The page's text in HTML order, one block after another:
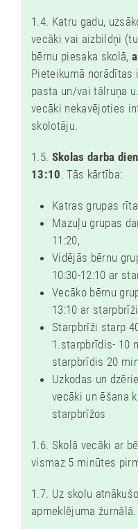
U
S
,
G
A
L
I
L
U
S
I
N
T
E
R
E
S
E
N
T
U
S
1.4. Katru gadu,
vecāki vai aizbildņi
bērnu piesaka skolā,
Pieteikumā
pasta un/vai tālruņa
vecāki nekavējoties
skolotāju.
1.5. Skolas darba
13:10. Tās kārtība:
Katras grupas
Mazuļu grupas
11:20,
Vidējās bērnu
10:30-12:10 ar
Vecāko bērnu
13:10 ar
Starpbrīži starp
1.starpbrīdis- 10
starpbrīdis 20
Uzkodas un
vecāki un ēšana
starpbrīžos
1.6. Skolā vecāki ar
vismaz 5 minūtes
1.7. Uz skolu
apmeklējuma žurnālā.